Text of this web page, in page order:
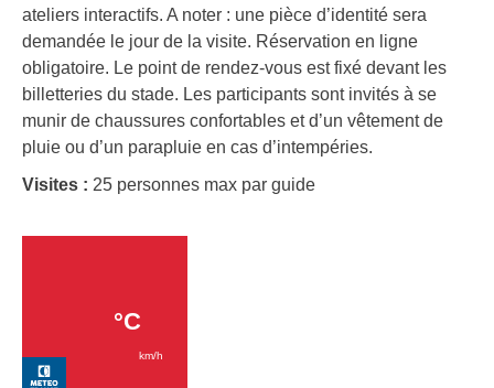
ateliers interactifs. A noter : une pièce d’identité sera
demandée le jour de la visite. Réservation en ligne
obligatoire. Le point de rendez-vous est fixé devant les
billetteries du stade. Les participants sont invités à se
munir de chaussures confortables et d’un vêtement de
pluie ou d’un parapluie en cas d’intempéries.
Visites : 25 personnes max par guide